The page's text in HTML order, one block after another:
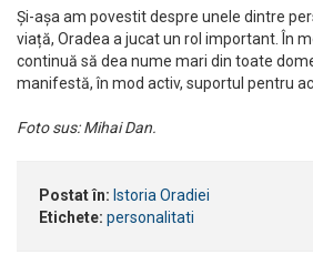
Și-așa am povestit despre unele dintre
viață, Oradea a jucat un rol important. În
continuă să dea nume mari din toate
manifestă, în mod activ, suportul pentru
Foto sus: Mihai Dan.
Postat în: Istoria Oradiei
Etichete: personalitati